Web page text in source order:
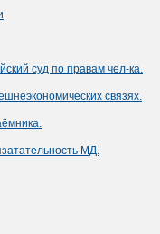
суд по правам чел-ка.
связях.
МД.